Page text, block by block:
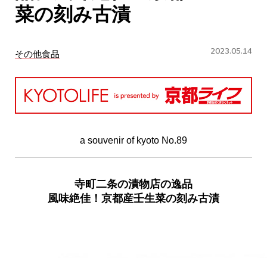
チケットプレゼント応募
MAIN MENU
SERIES
カレーが好き
菜の刻み古漬
その他食品 2023.05.14
a souvenir of kyoto No.89
寺町二条の漬物店の逸品
風味絶佳！京都産壬生菜の刻み古漬